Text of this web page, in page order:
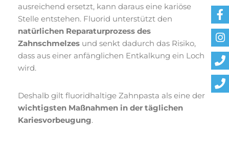
ausreichend ersetzt, kann daraus eine kariöse
Stelle entstehen. Fluorid unterstützt den
natürlichen Reparaturprozess des
Zahnschmelzes und senkt dadurch das Risiko,
dass aus einer anfänglichen Entkalkung ein Loch
wird.
Deshalb gilt fluoridhaltige Zahnpasta als eine der
wichtigsten Maßnahmen in der täglichen
Kariesvorbeugung.